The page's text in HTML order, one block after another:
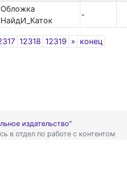
Обложка
НайдИ_Каток
-
12318 12319 » Next
конец
издательство"
в отдел по работе с контентом